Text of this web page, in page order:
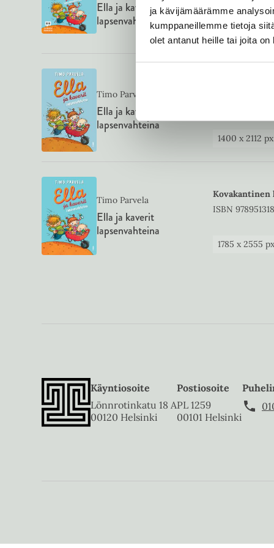
ja kävijämäärämme
kumppaneillemme tietoja
olet antanut heille tai joita
Ella ja kaverit
lapsenvahteina
1421 x 1422
Timo Parvela
Ella ja kaverit
lapsenvahteina
1400 x 2112 px
Timo Parvela
Ella ja kaverit
lapsenvahteina
Kovakantinen
ISBN
1785 x2555 px
Käyntiosoite
Lönnrotinkatu 18 A
00120 Helsinki
Postiosoite
PL 1259
00101 Helsinki